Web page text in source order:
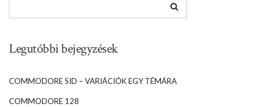
Legutóbbi bejegyzések
COMMODORE SID – VARIÁCIÓK EGY TÉMÁRA
COMMODORE 128